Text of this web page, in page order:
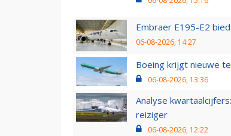
Embraer E195-E2
06-08-2026, 14:27
Boeing krijgt nieuwe
06-08-2026, 13:36
Analyse
reiziger
06-08-2026, 12:22